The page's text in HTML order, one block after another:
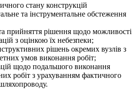
стану конструкцій
та інструментальне обстеження
та прийняття рішення щодо можливості
з оцінкою їх небезпеки;
рішень окремих вузлів з
умов виконання робіт;
щодо подальшого виконання
робіт з урахуванням фактичного